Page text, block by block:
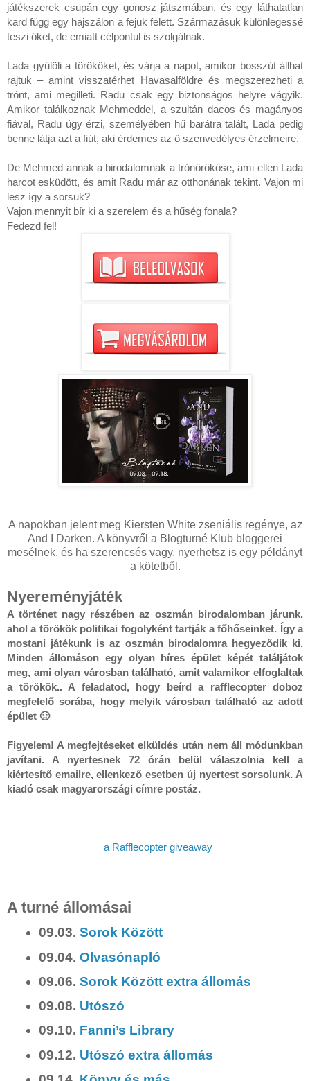
játékszerek csupán egy gonosz játszmában, és egy láthatatlan
kard függ egy hajszálon a fejük felett. Származásuk különlegessé
teszi őket, de emiatt célpontul is szolgálnak.
Lada gyűlöli a törököket, és várja a napot, amikor bosszút állhat
rajtuk – amint visszatérhet Havasalföldre és megszerezheti a
trónt, ami megilleti. Radu csak egy biztonságos helyre vágyik.
Amikor találkoznak Mehmeddel, a szultán dacos és magányos
fiával, Radu úgy érzi, személyében hű barátra talált, Lada pedig
benne látja azt a fiút, aki érdemes az ő szenvedélyes érzelmeire.
De Mehmed annak a birodalomnak a trónörököse, ami ellen Lada
harcot esküdött, és amit Radu már az otthonának tekint. Vajon mi
lesz így a sorsuk?
Vajon mennyit bír ki a szerelem és a hűség fonala?
Fedezd fel!
A napokban jelent meg Kiersten White zseniális regénye, az
And I Darken. A könyvről a Blogturné Klub bloggerei
mesélnek, és ha szerencsés vagy, nyerhetsz is egy példányt
a kötetből.
Nyereményjáték
A történet nagy részében az oszmán birodalomban járunk,
ahol a törökök politikai fogolyként tartják a főhőseinket. Így a
mostani játékunk is az oszmán birodalomra hegyeződik ki.
Minden állomáson egy olyan híres épület képét találjátok
meg, ami olyan városban található, amit valamikor elfoglaltak
a törökök.. A feladatod, hogy beírd a rafflecopter doboz
megfelelő sorába, hogy melyik városban található az adott
épület 🙂
Figyelem! A megfejtéseket elküldés után nem áll módunkban
javítani. A nyertesnek 72 órán belül válaszolnia kell a
kiértesítő emailre, ellenkező esetben új nyertest sorsolunk. A
kiadó csak magyarországi címre postáz.
a Rafflecopter giveaway
A turné állomásai
09.03.Sorok Között
09.04.Olvasónapló
09.06.Sorok Között extra állomás
09.08. Utószó
09.10. Fanni’s Library
09.12. Utószó extra állomás